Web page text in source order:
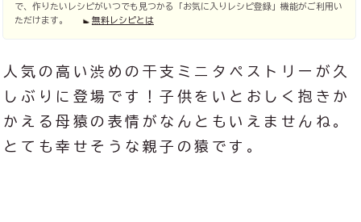
で、作りたいレシピがいつでも見つかる「お気に入りレシピ登録」機能がご利用い
ただけます。
無料レシピとは
人気の高い渋めの干支ミニタペストリーが久
しぶりに登場です！子供をいとおしく抱きか
かえる母猿の表情がなんともいえませんね。
とても幸せそうな親子の猿です。